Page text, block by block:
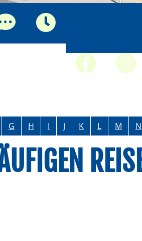
G H I J K L M N